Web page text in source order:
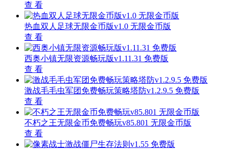
查 看
热血双人足球无限金币版v1.0 无限金币版
查 看
西奥小镇无限资源畅玩版v1.11.31 免费版
查 看
激战毛毛虫军团免费畅玩策略塔防v1.2.9.5 免费版
查 看
不朽之王无限金币免费畅玩v85.801 无限金币版
查 看